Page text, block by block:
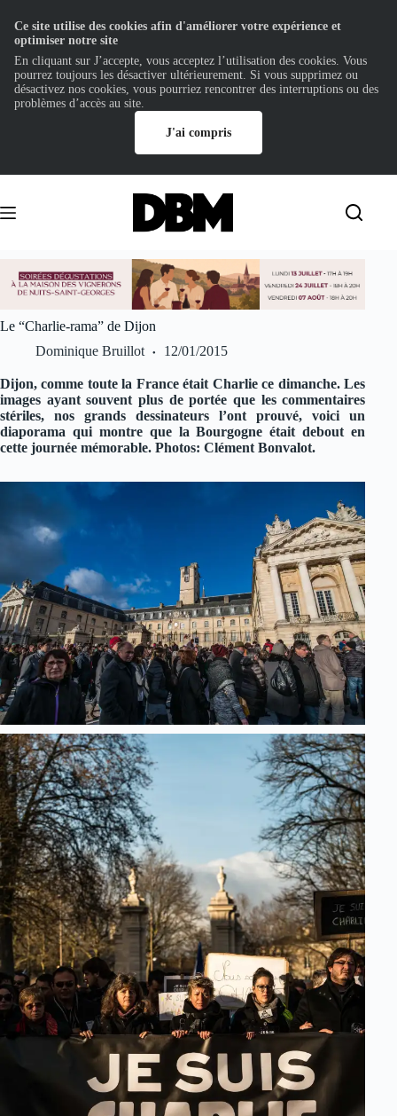
contenu
Le “Charlie-rama” de Dijon
Dominique Bruillot
12/01/2015
Dijon, comme toute la France était Charlie ce dimanche. Les
images ayant souvent plus de portée que les commentaires
stériles, nos grands dessinateurs l’ont prouvé, voici un
diaporama qui montre que la Bourgogne était debout en
cette journée mémorable. Photos: Clément Bonvalot.
Ce site utilise des cookies afin d'améliorer votre expérience et
optimiser notre site
En cliquant sur J’accepte, vous acceptez l’utilisation des cookies. Vous
pourrez toujours les désactiver ultérieurement. Si vous supprimez ou
désactivez nos cookies, vous pourriez rencontrer des interruptions ou des
problèmes d’accès au site.
J'ai compris